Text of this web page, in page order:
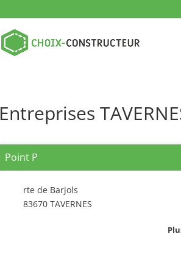
Entreprises
Point P
rte de Barjols
83670 TAVERNES